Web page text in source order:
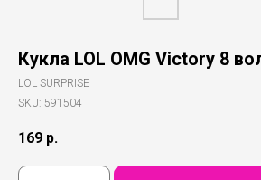
Кукла LOL OMG Victory 8
LOL SURPRISE
SKU: 591504
169 р.